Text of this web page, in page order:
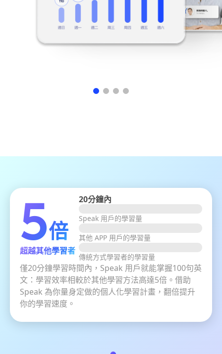
5倍
超越其他學習者
20分鐘內
Speak 用戶的學習量
其他 APP 用戶的學習量
傳統方式學習者的學習量
僅20分鐘學習時間內，Speak 用戶就能掌握100句英
文：學習效率相較於其他學習方法高達5倍。借助
Speak 為你量身定做的個人化學習計畫，翻倍提升
你的學習速度。